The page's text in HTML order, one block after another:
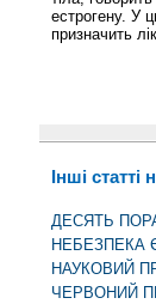
естрогену. У
призначить
Інші статті
ДЕСЯТЬ
НЕБЕЗПЕКА
НАУКОВИЙ
ЧЕРВОНИЙ